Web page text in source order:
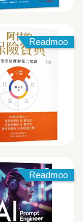
Readmoo
Readmoo